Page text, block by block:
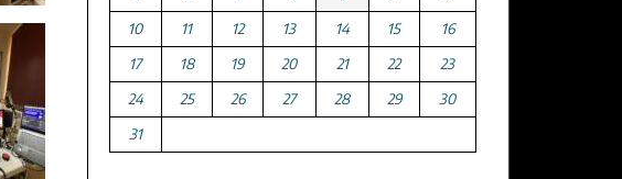
10
11 12 13 14 15
16
17
18 19 20 21 22
23
24
25 26 27 28 29
30
31